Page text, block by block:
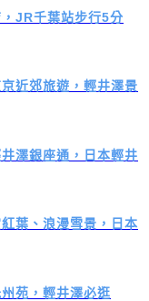
JR千葉站步行5分
近郊旅遊，輕井澤景
澤銀座通，日本輕井
葉、浪漫雪景，日本
苑，輕井澤必逛